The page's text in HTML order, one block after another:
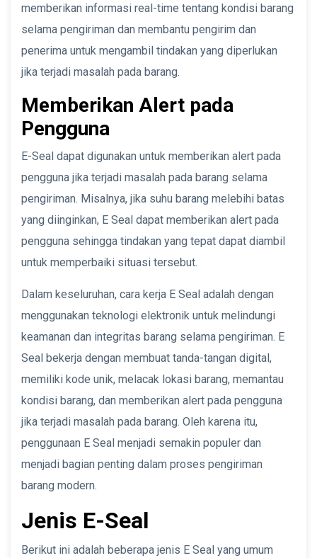
memberikan informasi real-time tentang kondisi barang
selama pengiriman dan membantu pengirim dan
penerima untuk mengambil tindakan yang diperlukan
jika terjadi masalah pada barang.
Memberikan Alert pada
Pengguna
E-Seal dapat digunakan untuk memberikan alert pada
pengguna jika terjadi masalah pada barang selama
pengiriman. Misalnya, jika suhu barang melebihi batas
yang diinginkan, E Seal dapat memberikan alert pada
pengguna sehingga tindakan yang tepat dapat diambil
untuk memperbaiki situasi tersebut.
Dalam keseluruhan, cara kerja E Seal adalah dengan
menggunakan teknologi elektronik untuk melindungi
keamanan dan integritas barang selama pengiriman. E
Seal bekerja dengan membuat tanda-tangan digital,
memiliki kode unik, melacak lokasi barang, memantau
kondisi barang, dan memberikan alert pada pengguna
jika terjadi masalah pada barang. Oleh karena itu,
penggunaan E Seal menjadi semakin populer dan
menjadi bagian penting dalam proses pengiriman
barang modern.
Jenis E-Seal
Berikut ini adalah beberapa jenis E Seal yang umum